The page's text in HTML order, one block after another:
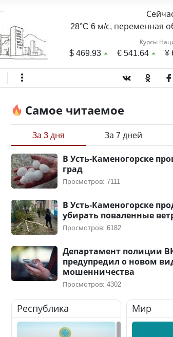
28°C 6 м/с, переменная
Курсы
$469.93 €541.64 ¥
Самое читаемое
За 3 дня За 7 дней
В Усть-Каменогорске
град
Просмотров: 7111
В Усть-Каменогорске
убирать поваленные
Просмотров: 6182
Департамент полиции
предупредил о новом
мошенничества
Просмотров: 4302
Республика Мир